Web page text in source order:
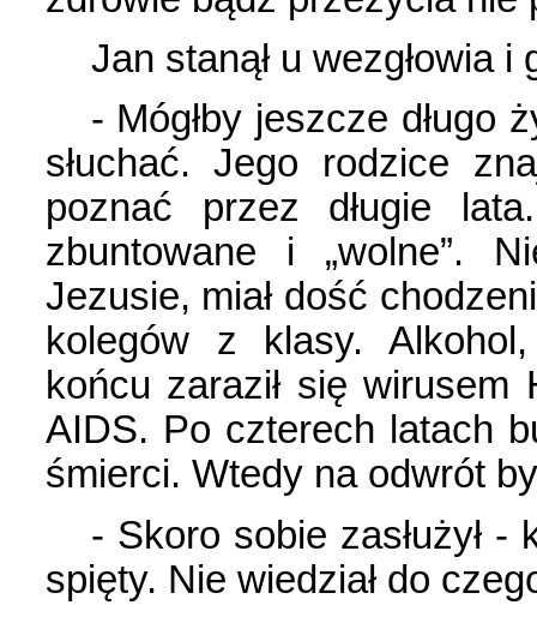
Jan stanął u wezgłowia i
- Mógłby jeszcze długo
słuchać. Jego rodzice
poznać przez długie
zbuntowane i „wolne”.
Jezusie, miał dość
kolegów z klasy.
końcu zaraził się
AIDS. Po czterech latach
śmierci. Wtedy na odwrót
- Skoro sobie zasłużył -
spięty. Nie wiedział do